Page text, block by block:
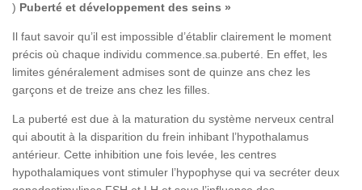
) Puberté et développement des seins »
Il faut savoir qu’il est impossible d’établir clairement le moment
précis où chaque individu commence.sa.puberté. En effet, les
limites généralement admises sont de quinze ans chez les
garçons et de treize ans chez les filles.
La puberté est due à la maturation du système nerveux central
qui aboutit à la disparition du frein inhibant l’hypothalamus
antérieur. Cette inhibition une fois levée, les centres
hypothalamiques vont stimuler l’hypophyse qui va secréter deux